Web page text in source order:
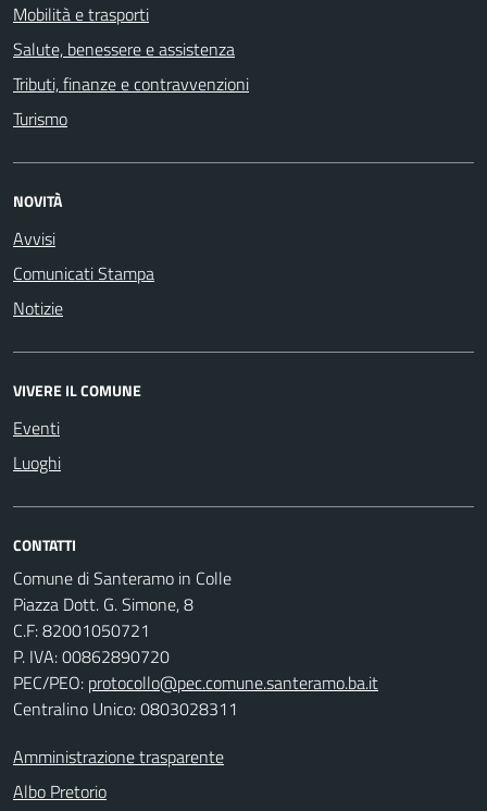
Mobilità e trasporti
Salute, benessere e assistenza
Tributi, finanze e contravvenzioni
Turismo
NOVITÀ
Avvisi
Comunicati Stampa
Notizie
VIVERE IL COMUNE
Eventi
Luoghi
CONTATTI
Comune di Santeramo in Colle
Piazza Dott. G. Simone, 8
C.F:82001050721
P. IVA:00862890720
PEC/PEO: protocollo@pec.comune.santeramo.ba.it
Centralino Unico: 0803028311
Amministrazione trasparente
Albo Pretorio